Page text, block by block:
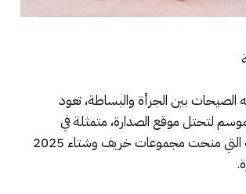
الصيحات بين الجرأة والبساطة، تعود
لتحتل موقع الصدارة، متمثلة في
الكشاكش الحالمة التي منحت مجموعات خريف وشتاء 2025